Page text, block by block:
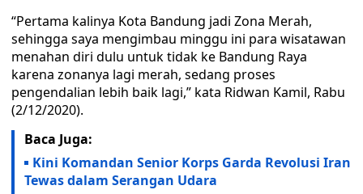
“Pertama kalinya Kota Bandung jadi Zona Merah,
sehingga saya mengimbau minggu ini para wisatawan
menahan diri dulu untuk tidak ke Bandung Raya
karena zonanya lagi merah, sedang proses
pengendalian lebih baik lagi,” kata Ridwan Kamil, Rabu
(2/12/2020).
Baca Juga:
Kini Komandan Senior Korps Garda Revolusi Iran
Tewas dalam Serangan Udara